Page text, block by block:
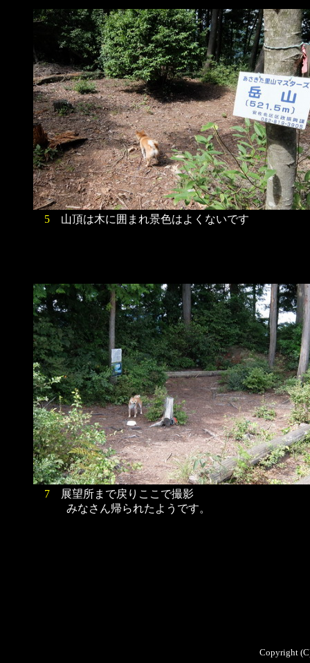
5 山頂は木に囲まれ景色はよくないです
7 展望所まで戻りここで撮影
みなさん帰られたようです。
Copyright